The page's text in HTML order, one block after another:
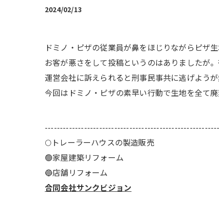
2024/02/13
ドミノ・ピザの従業員が鼻をほじりながらピザ
お客が悪さをして投稿というのはありましたが
運営会社に訴えられると刑事民事共に逃げようが
今回はドミノ・ピザの素早い行動で生地を全て
🌕️トレーラーハウスの製造販売
🟢家屋建築リフォーム
🔵店舗リフォーム
合同会社サンクビジョン